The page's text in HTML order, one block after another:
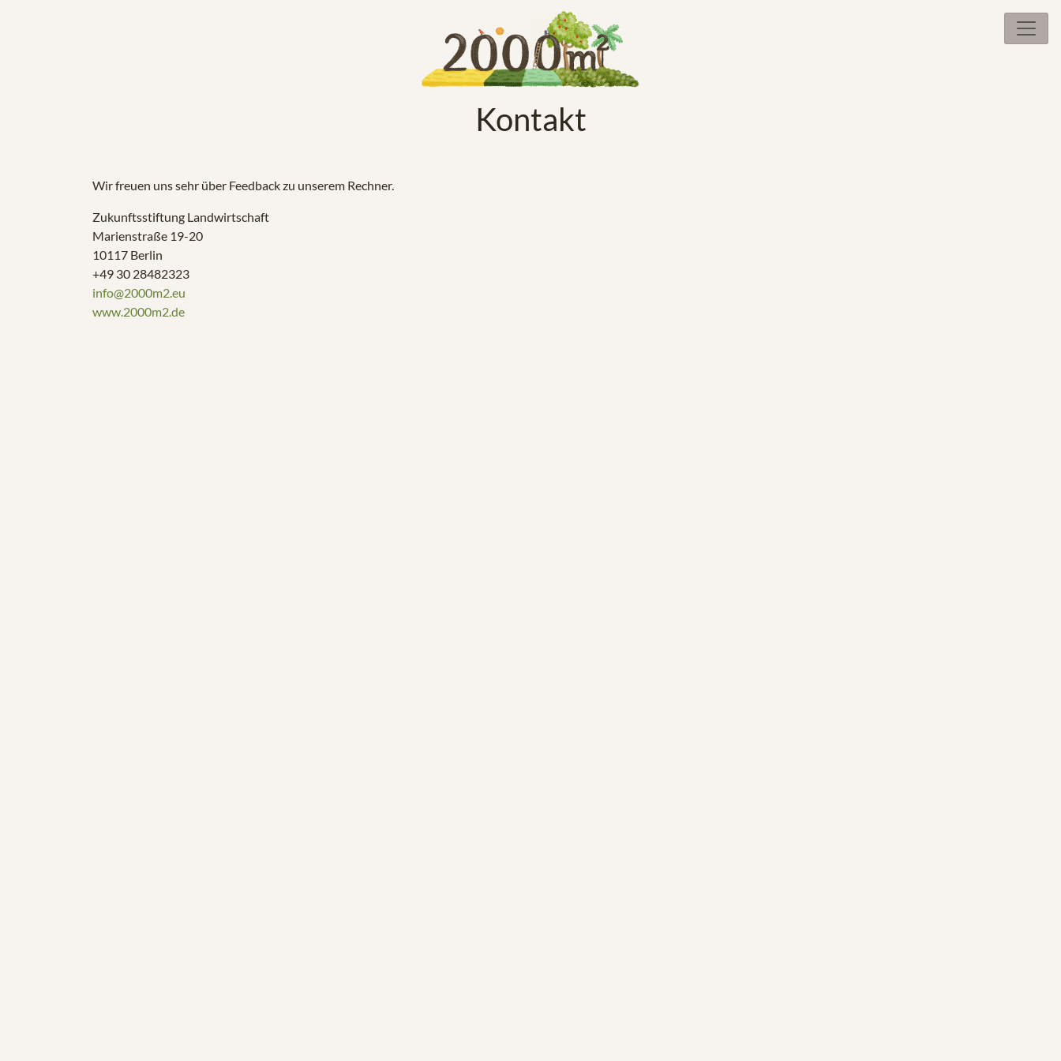
Kontakt
Wir freuen uns sehr über Feedback zu unserem Rechner.
Zukunftsstiftung Landwirtschaft
Marienstraße 19-20
10117 Berlin
+49 30 28482323
info@2000m2.eu
www.2000m2.de